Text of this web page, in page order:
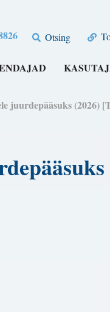
Otsing
juurdepääsuks